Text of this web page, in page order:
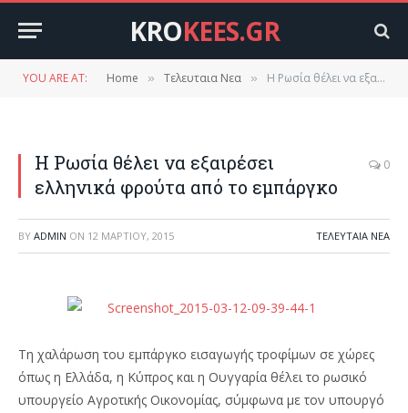
KROKEES.GR
YOU ARE AT: Home » Τελευταια Νεα » Η Ρωσία θέλει να εξαιρέσει ελληνικά φρούτα από το εμπάργκο
Η Ρωσία θέλει να εξαιρέσει
ελληνικά φρούτα από το εμπάργκο
0
BY ADMIN ON 12 ΜΑΡΤΊΟΥ, 2015 ΤΕΛΕΥΤΑΙΑ ΝΕΑ
Τη χαλάρωση του εμπάργκο εισαγωγής τροφίμων σε χώρες
όπως η Ελλάδα, η Κύπρος και η Ουγγαρία θέλει το ρωσικό
υπουργείο Αγροτικής Οικονομίας, σύμφωνα με τον υπουργό